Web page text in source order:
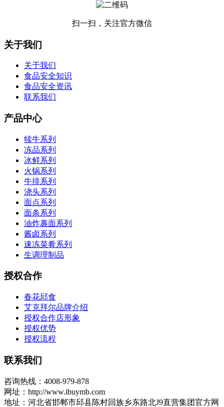
扫一扫，关注官方微信
关于我们
关于我们
食品安全知识
食品安全资讯
联系我们
产品中心
犊牛系列
冻品系列
冰鲜系列
火锅系列
牛排系列
浇头系列
面点系列
面条系列
油炸裹面系列
酱卤系列
速冻菜肴系列
生调理制品
授权合作
春花邱食
艾克拜尔品牌介绍
授权合作店形象
授权优势
授权流程
联系我们
咨询热线：4008-979-878
网址：http://www.ibuymb.com
地址：河北省邯郸市邱县陈村回族乡东路北J9直营集团官方网